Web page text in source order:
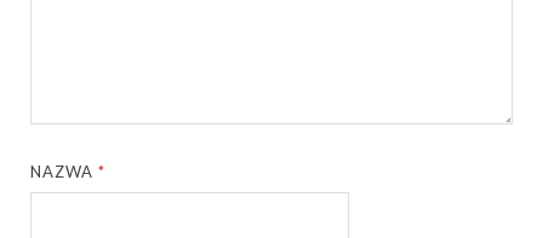
NAZWA*